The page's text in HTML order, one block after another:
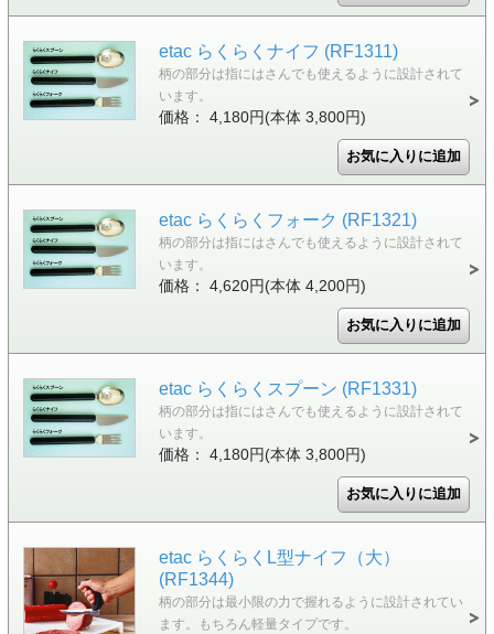
etac らくらくナイフ (RF1311)
柄の部分は指にはさんでも使えるように設計されて
います。
価格： 4,180円(本体 3,800円)
etac らくらくフォーク (RF1321)
柄の部分は指にはさんでも使えるように設計されて
います。
価格： 4,620円(本体 4,200円)
etac らくらくスプーン (RF1331)
柄の部分は指にはさんでも使えるように設計されて
います。
価格： 4,180円(本体 3,800円)
etac らくらくL型ナイフ（大）
(RF1344)
柄の部分は最小限の力で握れるように設計されてい
ます。もちろん軽量タイプです。